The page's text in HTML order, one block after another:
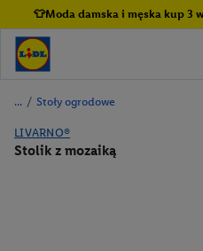
👕Moda damska i męska kup 3
/ Stoły ogrodowe
LIVARNO®
Stolik z mozaiką